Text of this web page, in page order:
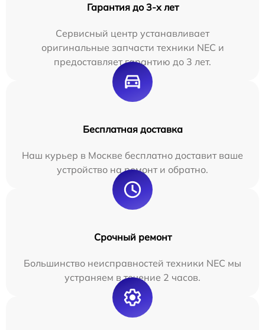
Гарантия до 3-х лет
Сервисный центр устанавливает
оригинальные запчасти техники NEC и
предоставляет гарантию до 3 лет.
Бесплатная доставка
Наш курьер в Москве бесплатно доставит ваше
устройство на ремонт и обратно.
Срочный ремонт
Большинство неисправностей техники NEC мы
устраняем в течение 2 часов.